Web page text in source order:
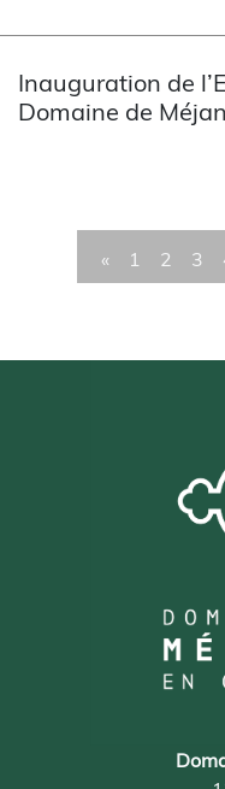
Inauguration de
Domaine de
« 1 2 3